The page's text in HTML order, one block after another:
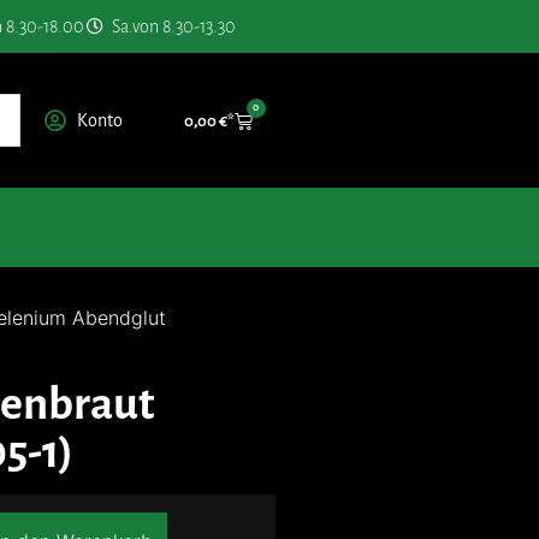
8.30-18.00 Sa.von 8.30-13.30
Konto 0,00€
0
Abendglut
1)